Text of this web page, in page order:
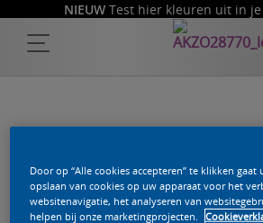
NIEUW Test hier kleuren uit in
BEREIKEN
Door op “Alle cookies accepteren” te klikken
opslaan van cookies op uw apparaat voor het
websitenavigatie, het analyseren van
helpen bij onze marketingprojecten.